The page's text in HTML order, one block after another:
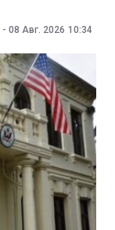
- 08 Авг. 2026 10:34